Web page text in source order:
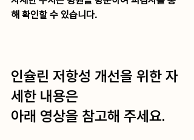
해 확인할 수 있습니다.
인슐린 저항성 개선을 위한 자
세한 내용은
아래 영상을 참고해 주세요.